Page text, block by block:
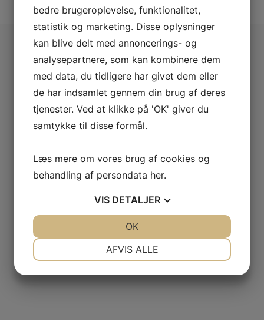
Udforsk Pjerrot
Magic’s
Fortryllende
Galleri!
Så har vi fyldt lageret op igen med nye
3 0
bedre brugeroplevelse, funktionalitet,
statistik og marketing. Disse oplysninger
kan blive delt med annoncerings- og
analysepartnere, som kan kombinere dem
med data, du tidligere har givet dem eller
de har indsamlet gennem din brug af deres
tjenester. Ved at klikke på 'OK' giver du
samtykke til disse formål.
Læs mere om vores brug af cookies og
behandling af persondata her.
VIS DETALJER
AFVIS ALLE
OK